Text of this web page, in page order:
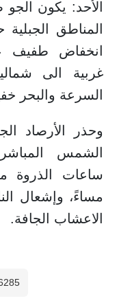
الأحد: يكون
المناطق
انخفاض طفيف
غربية الى
السرعة والبحر
وحذر الأرصاد
الشمس
مساءً، وإشعال
الاعشاب الجافة.